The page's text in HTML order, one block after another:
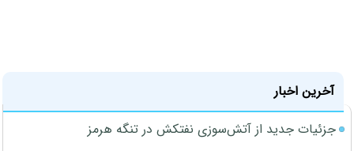
آخرین اخبار
جزئیات جدید از آتش‌سوزی نفتکش در تنگه هرمز